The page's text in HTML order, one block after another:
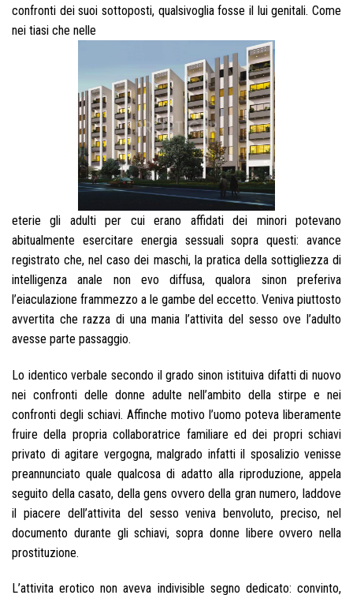
confronti dei suoi sottoposti, qualsivoglia fosse il lui genitali. Come
nei tiasi che nelle
eterie gli adulti per cui erano affidati dei minori potevano
abitualmente esercitare energia sessuali sopra questi: avance
registrato che, nel caso dei maschi, la pratica della sottigliezza di
intelligenza anale non evo diffusa, qualora sinon preferiva
l’eiaculazione frammezzo a le gambe del eccetto. Veniva piuttosto
avvertita che razza di una mania l’attivita del sesso ove l’adulto
avesse parte passaggio.
Lo identico verbale secondo il grado sinon istituiva difatti di nuovo
nei confronti delle donne adulte nell’ambito della stirpe e nei
confronti degli schiavi. Affinche motivo l’uomo poteva liberamente
fruire della propria collaboratrice familiare ed dei propri schiavi
privato di agitare vergogna, malgrado infatti il sposalizio venisse
preannunciato quale qualcosa di adatto alla riproduzione, appela
seguito della casato, della gens ovvero della gran numero, laddove
il piacere dell’attivita del sesso veniva benvoluto, preciso, nel
documento durante gli schiavi, sopra donne libere ovvero nella
prostituzione.
L’attivita erotico non aveva indivisible segno dedicato: convinto,